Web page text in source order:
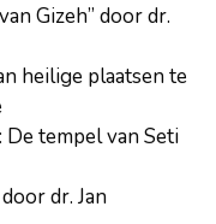
Gizeh” door dr.
heilige plaatsen te
De tempel van Seti
dr. Jan